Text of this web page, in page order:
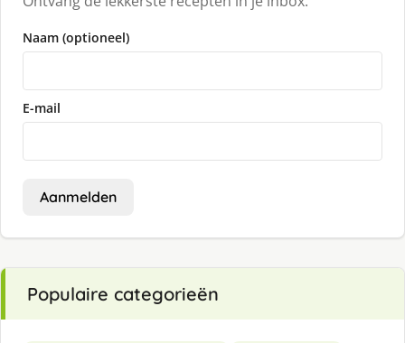
Naam (optioneel)
E-mail
Aanmelden
Populaire categorieën